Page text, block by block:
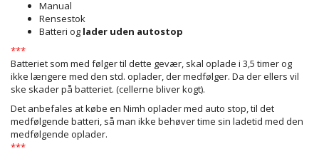
Manual
Rensestok
Batteri og lader uden autostop
***
Batteriet som med følger til dette gevær, skal oplade i 3,5 timer og
ikke længere med den std. oplader, der medfølger. Da der ellers vil
ske skader på batteriet. (cellerne bliver kogt).
Det anbefales at købe en Nimh oplader med auto stop, til det
medfølgende batteri, så man ikke behøver time sin ladetid med den
medfølgende oplader.
***